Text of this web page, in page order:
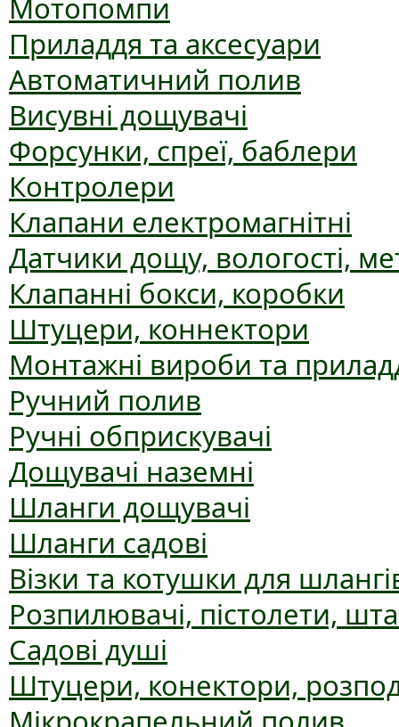
Мотопомпи
Приладдя та аксесуари
Автоматичний полив
Висувні дощувачі
Форсунки, спреї, баблери
Контролери
Клапани електромагнітні
Датчики дощу, вологості,
Клапанні бокси, коробки
Штуцери, коннектори
Монтажні вироби та
Ручний полив
Ручні обприскувачі
Дощувачі наземні
Шланги дощувачі
Шланги садові
Візки та котушки для
Розпилювачі, пістолети,
Садові душі
Штуцери, конектори,